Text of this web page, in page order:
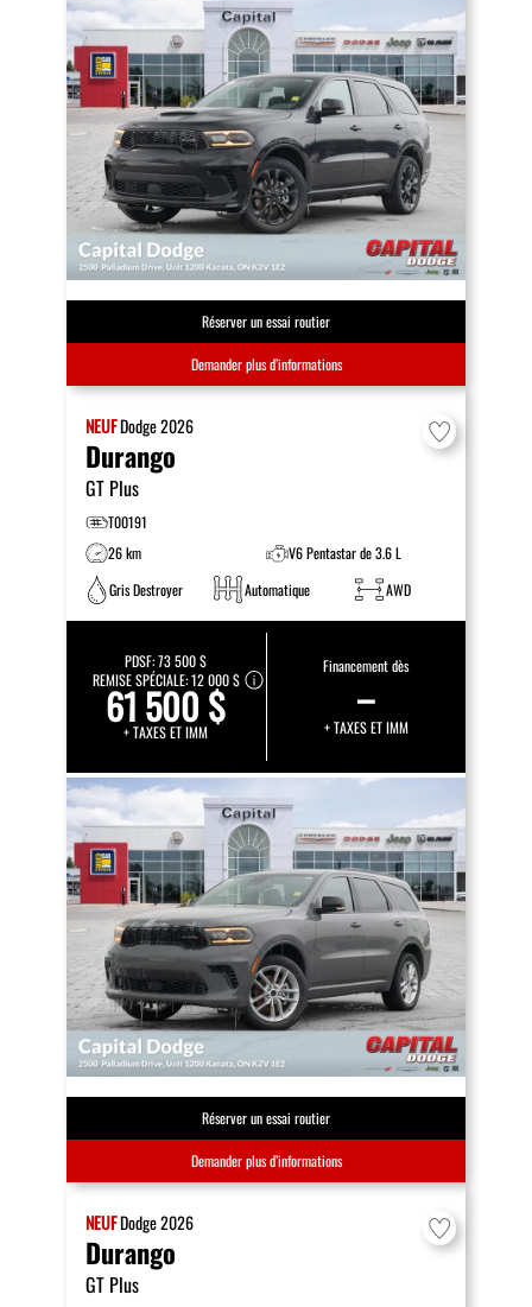
Réserver un essai routier
Demander plus d’informations
NEUFDodge2026
Durango
GT Plus
T00191
26 km
V6 Pentastar de 3.6 L
Gris Destroyer
Automatique AWD
PDSF:73 500 $
REMISE SPÉCIALE:12 000 $
61 500 $
+ TAXES ET IMM
Financement dès
–
+ TAXES ET IMM
Réserver un essai routier
Demander plus d’informations
NEUFDodge2026
Durango
GT Plus